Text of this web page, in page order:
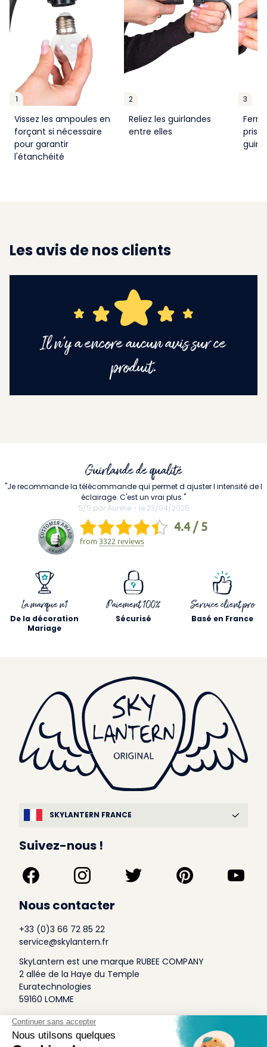
1
Vissez les ampoules en
forçant si nécessaire
pour garantir
l'étanchéité
2
Reliez les guirlandes
entre elles
3
prise
Les avis de nos clients
Il n'y a encore aucun avis sur ce
produit.
La marque n1
De la décoration
Mariage
Paiement 100%
Sécurisé
Service client pro
Basé en France
Guirlande de qualité
"Je recommande la télécommande qui permet d ajuster l intensité de l
éclairage. C'est un vrai plus."
5/5 par Aurélie - le 23/04/2025
4.4 / 5
from 3322 reviews
SKYLANTERN FRANCE
Suivez-nous !
Nous contacter
+33 (0)3 66 72 85 22
service@skylantern.fr
SkyLantern est une marque RUBEE COMPANY
2 allée de la Haye du Temple
Euratechnologies
59160 LOMME
A Propos